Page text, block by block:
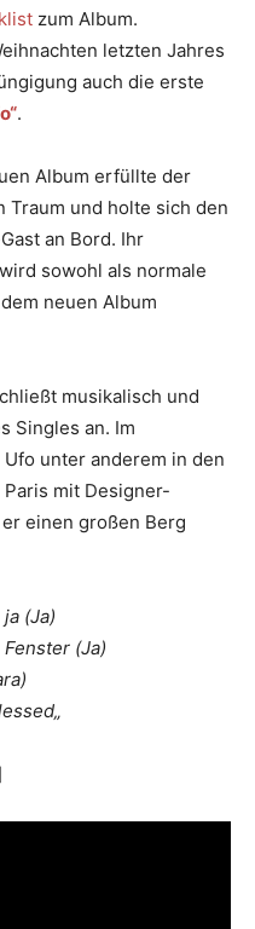
zum Album.
letzten Jahres
auch die erste
.
Album erfüllte der
Traum und holte sich den
an Bord. Ihr
wird sowohl als normale
neuen Album
musikalisch und
Singles an. Im
unter anderem in den
mit Designer-
einen großen Berg
(Ja)
(Ja)
„